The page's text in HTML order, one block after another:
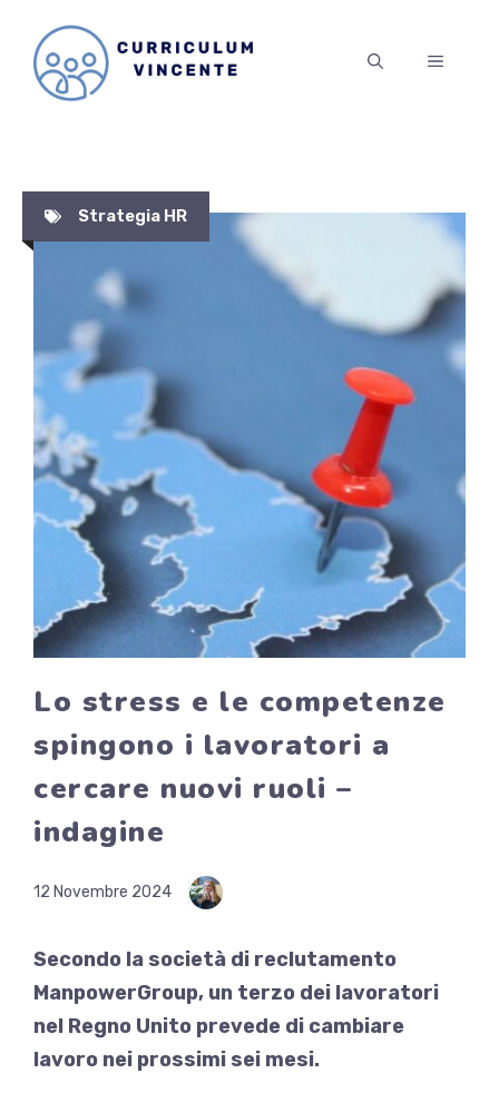
contenuto
MENU
Strategia HR
Lo stress e le competenze
spingono i lavoratori a
cercare nuovi ruoli –
indagine
12 Novembre 2024
Secondo la società di reclutamento
ManpowerGroup, un terzo dei lavoratori
nel Regno Unito prevede di cambiare
lavoro nei prossimi sei mesi.